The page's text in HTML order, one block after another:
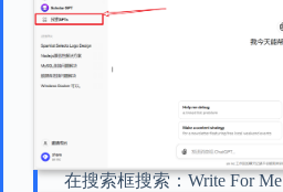
在搜索框搜索：Write For Me